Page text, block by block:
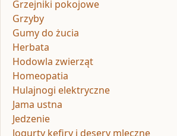
Grzejniki pokojowe
Grzyby
Gumy do żucia
Herbata
Hodowla zwierząt
Homeopatia
Hulajnogi elektryczne
Jama ustna
Jedzenie
Jogurty kefiry i desery mleczne